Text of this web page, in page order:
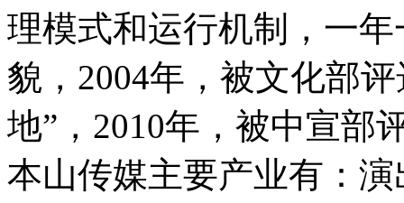
理模式和运行机制，一
貌，2004年，被文化部
地”，2010年，被中宣部
本山传媒主要产业有：